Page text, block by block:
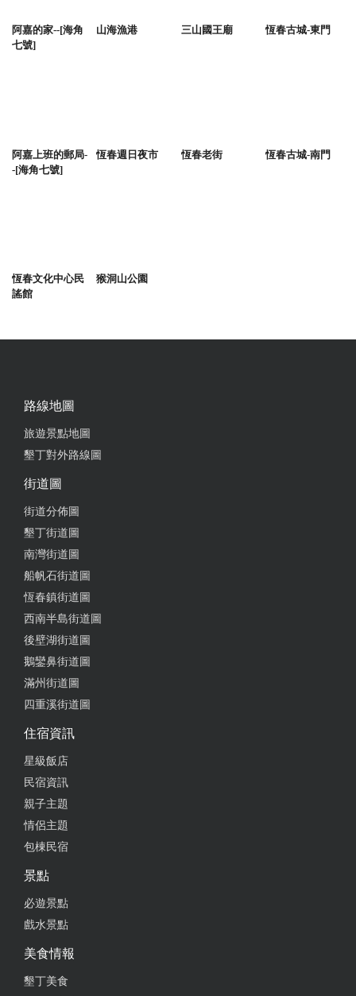
阿嘉的家--[海角
七號]
山海漁港 三山國王廟 恆春古城-東門
阿嘉上班的郵局-
-[海角七號]
恆春週日夜市 恆春老街 恆春古城-南門
恆春文化中心民
謠館
猴洞山公園
路線地圖
旅遊景點地圖
墾丁對外路線圖
街道圖
街道分佈圖
墾丁街道圖
南灣街道圖
船帆石街道圖
恆春鎮街道圖
西南半島街道圖
後壁湖街道圖
鵝鑾鼻街道圖
滿州街道圖
四重溪街道圖
住宿資訊
星級飯店
民宿資訊
親子主題
情侶主題
包棟民宿
景點
必遊景點
戲水景點
美食情報
墾丁美食